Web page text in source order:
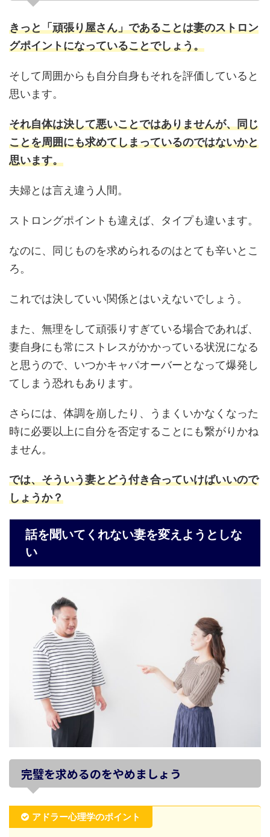
きっと「頑張り屋さん」であることは妻のストロン
グポイントになっていることでしょう。
そして周囲からも自分自身もそれを評価していると
思います。
それ自体は決して悪いことではありませんが、同じ
ことを周囲にも求めてしまっているのではないかと
思います。
夫婦とは言え違う人間。
ストロングポイントも違えば、タイプも違います。
なのに、同じものを求められるのはとても辛いとこ
ろ。
これでは決していい関係とはいえないでしょう。
また、無理をして頑張りすぎている場合であれば、
妻自身にも常にストレスがかかっている状況になる
と思うので、いつかキャパオーバーとなって爆発し
てしまう恐れもあります。
さらには、体調を崩したり、うまくいかなくなった
時に必要以上に自分を否定することにも繋がりかね
ません。
では、そういう妻とどう付き合っていけばいいので
しょうか？
話を聞いてくれない妻を変えようとしな
い
完璧を求めるのをやめましょう
アドラー心理学のポイント